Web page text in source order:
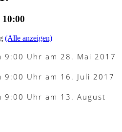
10:00
(Alle anzeigen)
9:00 Uhr am 28. Mai 2017
9:00 Uhr am 16. Juli 2017
9:00 Uhr am 13. August